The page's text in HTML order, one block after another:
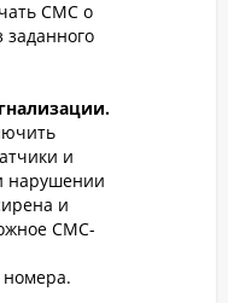
СМС о
и
нарушении
и
СМС-